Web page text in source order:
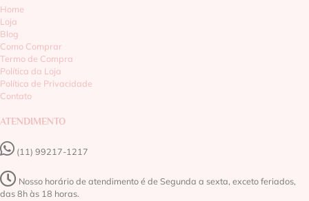
Home
Loja
Blog
Como Comprar
Termo de Compra
Política da Loja
Política de Privacidade
Contato
ATENDIMENTO
(11) 99217-1217‬
Nosso horário de atendimento é de Segunda a sexta, exceto feriados,
das 8h às 18 horas.